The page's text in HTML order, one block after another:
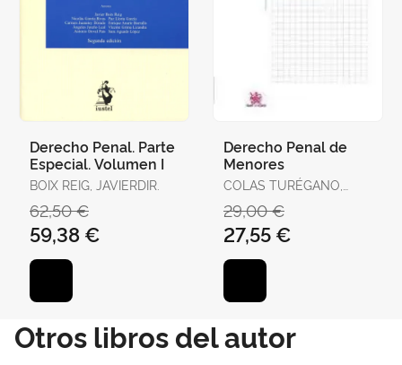
Derecho Penal. Parte
Especial. Volumen I
BOIX REIG, JAVIERDIR.
62,50 €
59,38 €
Derecho Penal de
Menores
COLAS TURÉGANO,
29,00 €
27,55 €
Otros libros del autor